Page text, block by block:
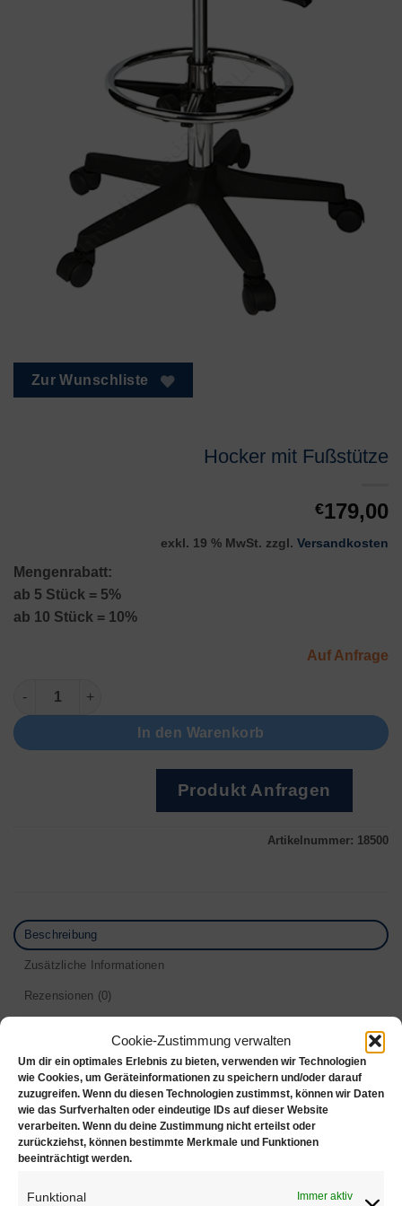
Cookie-Zustimmung verwalten
Um dir ein optimales Erlebnis zu bieten, verwenden wir Technologien
wie Cookies, um Geräteinformationen zu speichern und/oder darauf
zuzugreifen. Wenn du diesen Technologien zustimmst, können wir Daten
wie das Surfverhalten oder eindeutige IDs auf dieser Website
verarbeiten. Wenn du deine Zustimmung nicht erteilst oder
zurückziehst, können bestimmte Merkmale und Funktionen
beeinträchtigt werden.
Funktional Immer aktiv
Zur Wunschliste
Hocker mit Fußstütze
€179,00
exkl. 19 % MwSt. zzgl. Versandkosten
Mengenrabatt:
ab 5 Stück = 5%
ab 10 Stück = 10%
Auf Anfrage
Hocker mit Fußstütze Menge
In den Warenkorb
Produkt Anfragen
Artikelnummer: 18500
Beschreibung
Zusätzliche Informationen
Rezensionen (0)
Gepolsterter Hocker mit Fußstütze
Dieser Hocker bietet einen bequemen und funktionalen
Sitz, der sich ideal für Juweliere, Gold- +
Silberschmiede und Uhrmacher eignet. Dieser
verstellbare Hocker verfügt über einen eingebauten
pneumatischen Lift, der den Sitz von einer Höhe von
55 cm auf 74 cm anhebt und es Ihnen ermöglicht, die